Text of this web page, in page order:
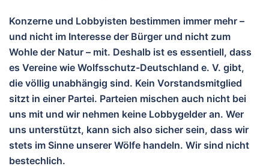
Konzerne und Lobbyisten bestimmen immer mehr –
und nicht im Interesse der Bürger und nicht zum
Wohle der Natur – mit. Deshalb ist es essentiell, dass
es Vereine wie Wolfsschutz-Deutschland e. V. gibt,
die völlig unabhängig sind. Kein Vorstandsmitglied
sitzt in einer Partei. Parteien mischen auch nicht bei
uns mit und wir nehmen keine Lobbygelder an. Wer
uns unterstützt, kann sich also sicher sein, dass wir
stets im Sinne unserer Wölfe handeln. Wir sind nicht
bestechlich.